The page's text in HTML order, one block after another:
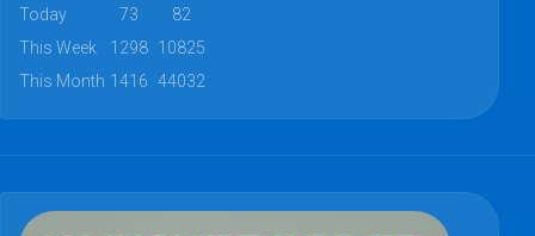
Today
73
82
This Week
1298 10825
This Month 1416 44032